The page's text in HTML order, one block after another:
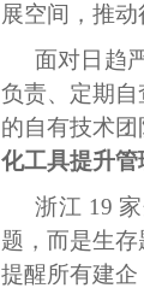
展空间，推
面对日趋
负责、定期
的自有技术团
化工具提升管
浙江 19
题，而是生
提醒所有建